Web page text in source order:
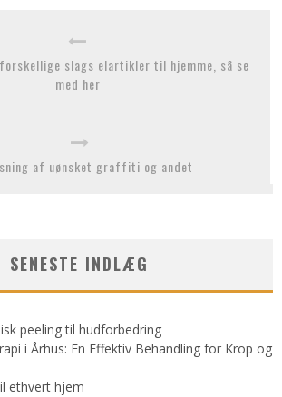
slags elartikler til hjemme, så se
med her
af uønsket graffiti og andet
SENESTE INDLÆG
peeling til hudforbedring
i Århus: En Effektiv Behandling for Krop og
ethvert hjem